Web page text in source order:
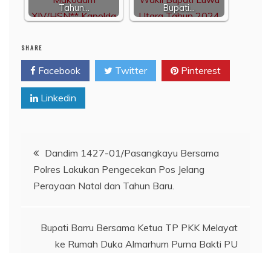
Tahun…
Bupati…
SHARE
Facebook Twitter Pinterest
Linkedin
Navigasi
pos
Dandim 1427-01/Pasangkayu Bersama
Polres Lakukan Pengecekan Pos Jelang
Perayaan Natal dan Tahun Baru.
Bupati Barru Bersama Ketua TP PKK Melayat
ke Rumah Duka Almarhum Purna Bakti PU